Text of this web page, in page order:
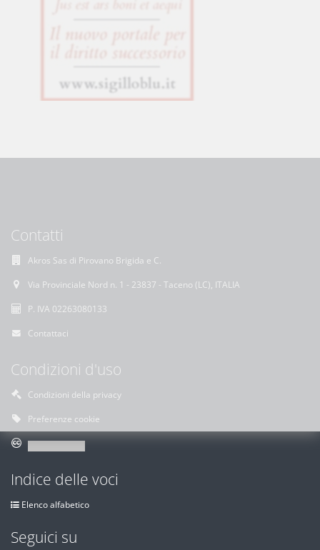
Contatti
Akros Sas di Pirovano Brigida e C.
Via Provinciale Nord n. 1 - 23837 - Taceno (LC), ITALIA
P. IVA 02263080133
Contattaci
Condizioni d'uso
Condizioni della privacy
Preferenze cookie
Indice delle voci
Elenco alfabetico
Seguici su